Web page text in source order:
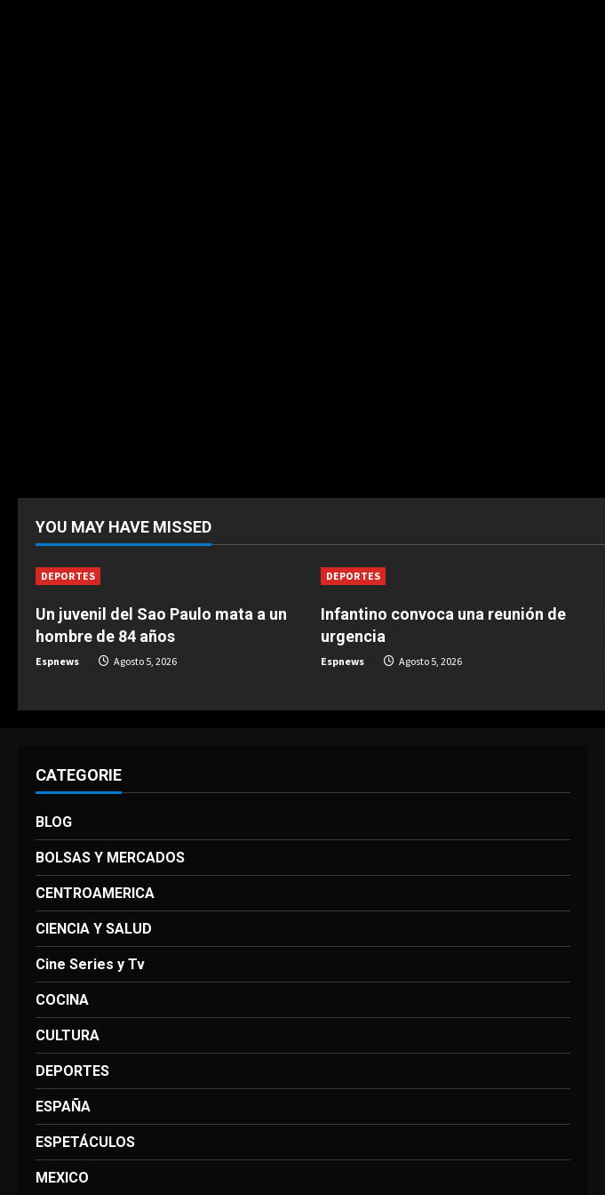
YOU MAY HAVE MISSED
DEPORTES
Un juvenil del Sao Paulo mata a un
hombre de 84 años
Espnews Agosto 5, 2026
DEPORTES
Infantino convoca una reunión de
urgencia
Espnews Agosto 5, 2026
CATEGORIE
BLOG
BOLSAS Y MERCADOS
CENTROAMERICA
CIENCIA Y SALUD
Cine Series y Tv
COCINA
CULTURA
DEPORTES
ESPAÑA
ESPETÁCULOS
MEXICO